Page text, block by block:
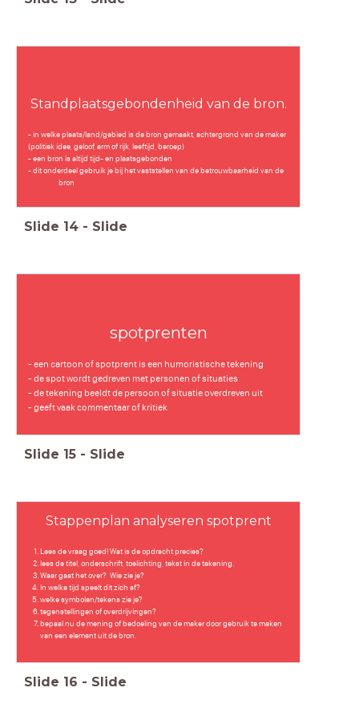
Standplaatsgebondenheid van de bron.
- in welke plaats/land/gebied is de bron gemaakt, achtergrond van de maker
(politiek idee, geloof, arm of rijk, leeftijd, beroep)
- een bron is altijd tijd- en plaatsgebonden
- dit onderdeel gebruik je bij het vaststellen van de betrouwbaarheid van de
bron
Slide 14 - Slide
spotprenten
- een cartoon of spotprent is een humoristische tekening
- de spot wordt gedreven met personen of situaties
- de tekening beeldt de persoon of situatie overdreven uit
- geeft vaak commentaar of kritiek
Slide 15 - Slide
Stappenplan analyseren spotprent
Lees de vraag goed! Wat is de opdracht precies?
lees de titel, onderschrift, toelichting, tekst in de tekening.
Waar gaat het over? Wie zie je?
In welke tijd speelt dit zich af?
welke symbolen/tekens zie je?
tegenstellingen of overdrijvingen?
bepaal nu de mening of bedoeling van de maker door gebruik te maken
van een element uit de bron.
Slide 16 - Slide